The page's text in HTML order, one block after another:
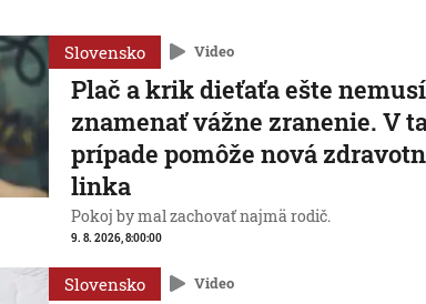
Slovensko Video
Plač a krik dieťaťa ešte nemusí
znamenať vážne zranenie. V
prípade pomôže nová
linka
Pokoj by mal zachovať najmä rodič.
9. 8. 2026, 8:00:00
Slovensko Video